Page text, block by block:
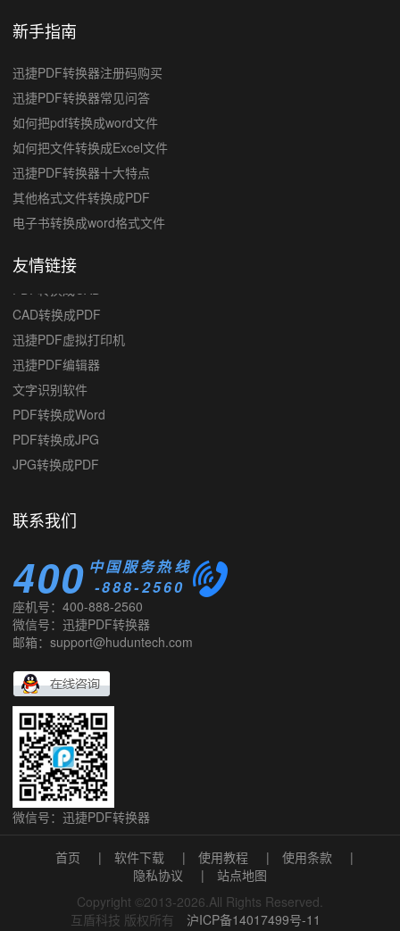
新手指南
迅捷PDF转换器注册码购买
迅捷PDF转换器常见问答
如何把pdf转换成word文件
如何把文件转换成Excel文件
迅捷PDF转换器十大特点
其他格式文件转换成PDF
电子书转换成word格式文件
友情链接
CAD转换成PDF
迅捷PDF虚拟打印机
迅捷PDF编辑器
文字识别软件
PDF转换成Word
PDF转换成JPG
JPG转换成PDF
联系我们
400 -888-2560
中国服务热线
座机号：400-888-2560
微信号：迅捷PDF转换器
邮箱：support@huduntech.com
微信号：迅捷PDF转换器
首页 | 软件下载 | 使用教程 | 使用条款
|
隐私协议
|
站点地图
Copyright ©2013-2026.All Rights Reserved.
互盾科技 版权所有
沪ICP备14017499号-11